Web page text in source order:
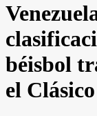
béisbol
el